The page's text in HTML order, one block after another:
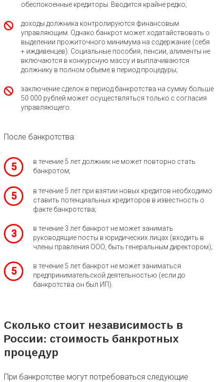
обеспокоенные кредиторы. Вводится крайне редко;
доходы должника контролируются финансовым
управляющим. Однако банкрот может ходатайствовать о
выделении прожиточного минимума на содержание (себя
+ иждивенцев). Социальные пособия, пенсии, алименты не
включаются в конкурсную массу и выплачиваются
должнику в полном объеме в период процедуры;
заключение сделок в период банкротства на сумму больше
50 000 рублей может осуществляться только с согласия
управляющего.
После банкротства:
5
в течение 5 лет должник не может повторно стать
банкротом;
5
в течение 5 лет при взятии новых кредитов необходимо
ставить потенциальных кредиторов в известность о
факте банкротства;
3
в течение 3 лет банкрот не может занимать
руководящие посты в юридических лицах (входить в
члены правления ООО, быть генеральным директором);
5
в течение 5 лет банкрот не может заниматься
предпринимательской деятельностью (если до
банкротства он был ИП).
Сколько стоит независимость в
России: стоимость банкротных
процедур
При банкротстве могут потребоваться следующие